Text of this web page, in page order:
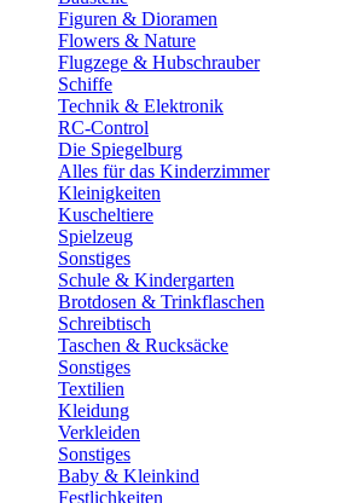
Figuren & Dioramen
Flowers & Nature
Flugzege & Hubschrauber
Schiffe
Technik & Elektronik
RC-Control
Die Spiegelburg
Alles für das Kinderzimmer
Kleinigkeiten
Kuscheltiere
Spielzeug
Sonstiges
Schule & Kindergarten
Brotdosen & Trinkflaschen
Schreibtisch
Taschen & Rucksäcke
Sonstiges
Textilien
Kleidung
Verkleiden
Sonstiges
Baby & Kleinkind
Festlichkeiten